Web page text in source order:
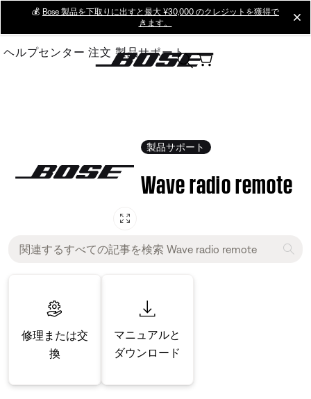
Main
💰 Bose 製品を下取りに出すと最大 ¥30,000 のクレジットを獲得で
きます。
ヘルプセンター 注文 製品サポート
製品サポート
Wave radio remote
修理または交
換
マニュアルと
ダウンロード